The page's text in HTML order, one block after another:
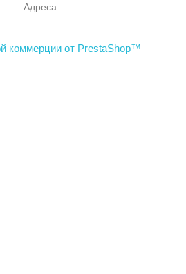
Адреса
коммерции от PrestaShop™